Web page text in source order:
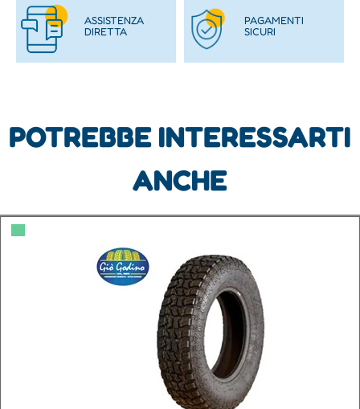
ASSISTENZA
DIRETTA
PAGAMENTI
SICURI
POTREBBE INTERESSARTI
ANCHE
▀